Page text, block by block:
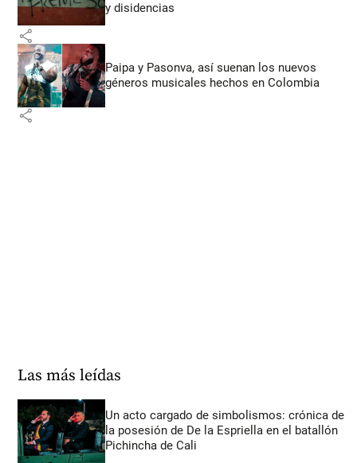
y disidencias
share
Paipa y Pasonva, así suenan los nuevos
géneros musicales hechos en Colombia
share
Las más leídas
Un acto cargado de simbolismos: crónica de
la posesión de De la Espriella en el batallón
Pichincha de Cali